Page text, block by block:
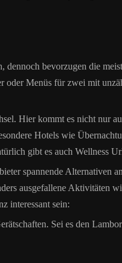
bevorzugen die
oder Menüs für zwei mit
Hier kommt es nicht nur
Hotels wie
gibt es auch Wellness
spannende Alternativen
ausgefallene Aktivitäten
interessant sein:
Sei es den